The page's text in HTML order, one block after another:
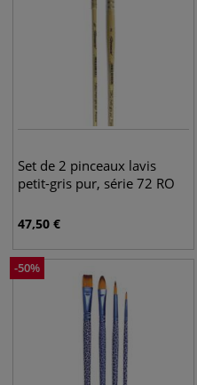
Set de 2 pinceaux lavis
petit-gris pur, série 72 RO
47,50 €
-50%